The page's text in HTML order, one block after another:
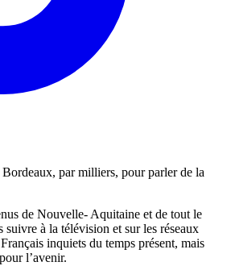
par milliers, pour parler de la
de Nouvelle- Aquitaine et de tout le
suivre à la télévision et sur les réseaux
inquiets du temps présent, mais
l’avenir.